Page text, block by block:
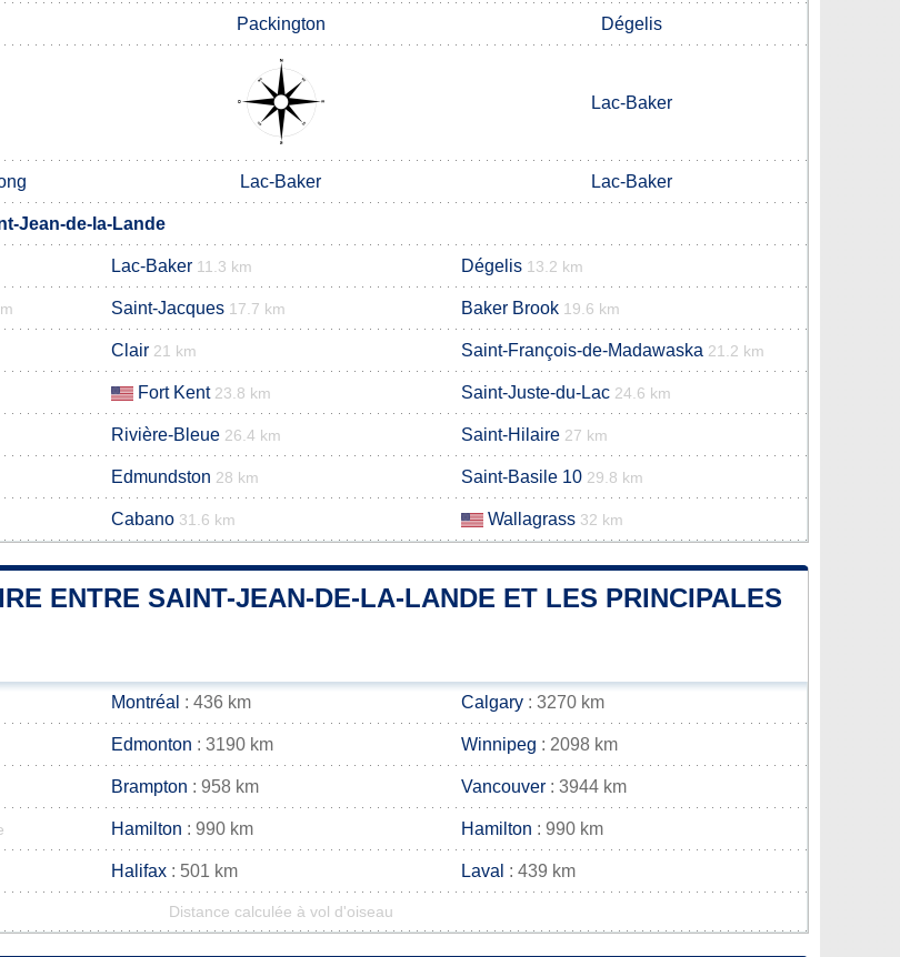
Packington Dégelis
Lac-Baker
Lac-Baker Lac-Baker
Jean-de-la-Lande
Lac-Baker 11.3 km Dégelis 13.2 km
Saint-Jacques 17.7 km Baker Brook 19.6 km
Clair 21 km Saint-François-de-Madawaska 21.2 km
Fort Kent 23.8 km Saint-Juste-du-Lac 24.6 km
Rivière-Bleue 26.4 km Saint-Hilaire 27 km
Edmundston 28 km Saint-Basile 10 29.8 km
Cabano 31.6 km Wallagrass 32 km
ENTRE SAINT-JEAN-DE-LA-LANDE ET LES PRINCIPALES
Montréal : 436 km Calgary : 3270 km
Edmonton : 3190 km Winnipeg : 2098 km
Brampton : 958 km Vancouver : 3944 km
Hamilton : 990 km Hamilton : 990 km
Halifax : 501 km Laval : 439 km
Distance calculée à vol d'oiseau